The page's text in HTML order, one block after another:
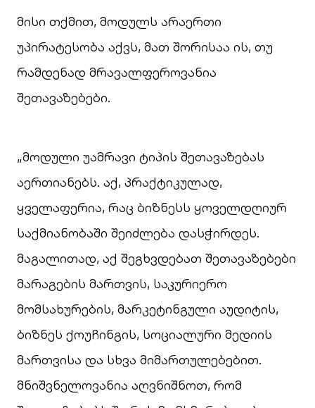
მისი თქმით, მოდულს არაერთი
უპირატესობა აქვს, მათ შორისაა ის, თუ
რამდენად მრავალფეროვანია
შეთავაზებები.
„მოდული უამრავი ტიპის შეთავაზებას
აერთიანებს. აქ, პრაქტიკულად,
ყველაფერია, რაც ბიზნესს ყოველდღიურ
საქმიანობაში შეიძლება დასჭირდეს.
მაგალითად, აქ შეგხვდებათ შეთავაზებები
მარაგების მართვის, საკურიერო
მომსახურების, მარკეტინგული აუდიტის,
ბიზნეს ქოუჩინგის, სოციალური მედიის
მართვისა და სხვა მიმართულებებით.
მნიშვნელოვანია აღვნიშნოთ, რომ